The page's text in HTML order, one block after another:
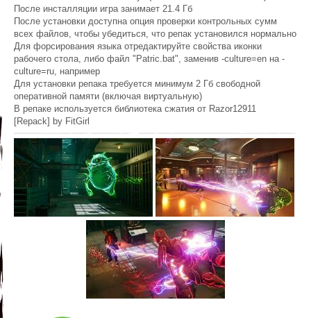
После инсталляции игра занимает 21.4 Гб
После установки доступна опция проверки контрольных сумм
всех файлов, чтобы убедиться, что репак установился нормально
Для форсирования языка отредактируйте свойства иконки
рабочего стола, либо файл "Patric.bat", заменив -culture=en на -
culture=ru, например
Для установки репака требуется минимум 2 Гб свободной
оперативной памяти (включая виртуальную)
В репаке используется библиотека сжатия от Razor12911
[Repack] by FitGirl